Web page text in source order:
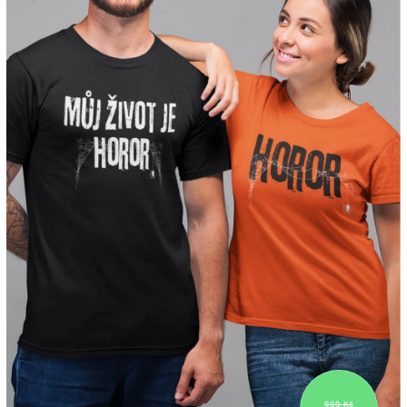
999 Kč